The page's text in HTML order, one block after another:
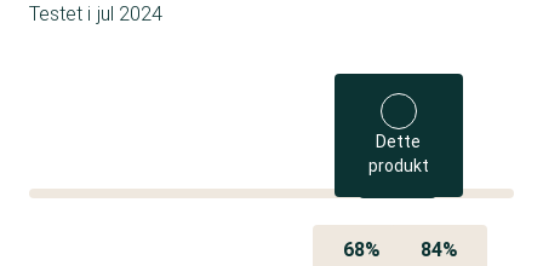
Testet i jul 2024
Dette
produkt
68% 84%